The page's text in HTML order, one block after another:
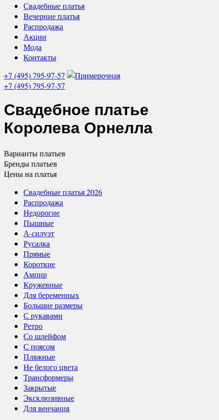
Свадебные платья
Вечерние платья
Распродажа
Акции
Мода
Контакты
+7 (495) 795-97-57
+7 (495) 795-97-57
Свадебное платье
Королева Орнелла
Вариантыплатьев
Брендыплатьев
Ценына платья
Свадебные платья 2026
Распродажа
Недорогие
Пышные
А-силуэт
Русалка
Прямые
Короткие
Ампир
Кружевные
Для беременных
Большие размеры
С рукавами
Ретро
Со шлейфом
С поясом
Пляжные
Не белого цвета
Трансформеры
Закрытые
Эксклюзивные
Для венчания